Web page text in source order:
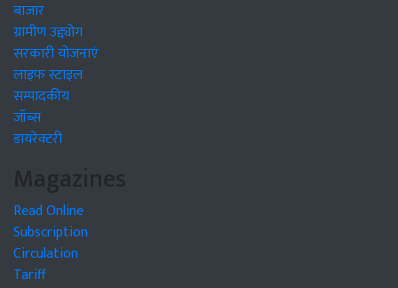
बाजार
ग्रामीण उद्द्योग
सरकारी योजनाएं
लाइफ स्टाइल
सम्पादकीय
जॉब्स
डायरेक्टरी
Magazines
Read Online
Subscription
Circulation
Tariff